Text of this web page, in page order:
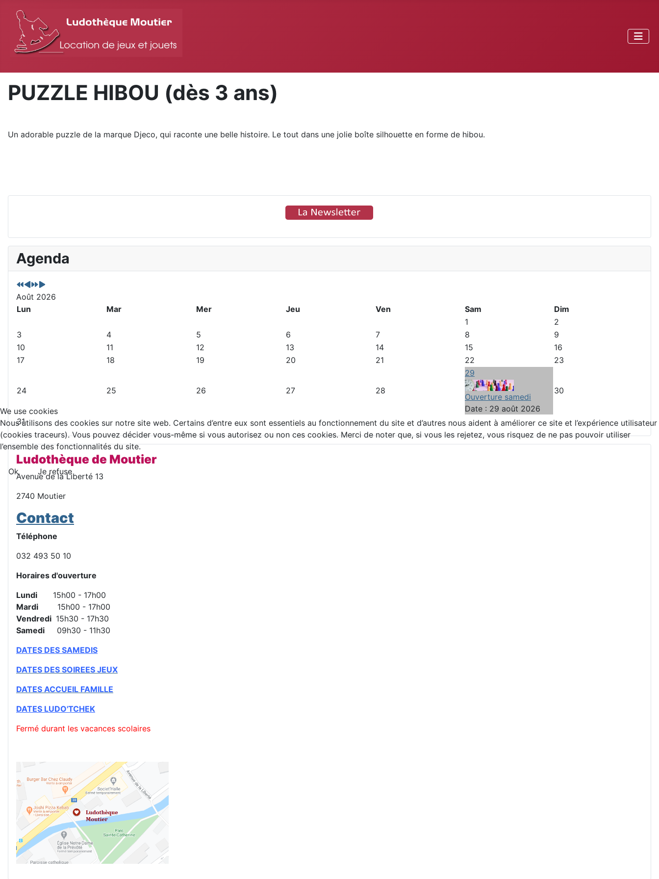
PUZZLE HIBOU (dès 3 ans)
Un adorable puzzle de la marque Djeco, qui raconte une belle histoire. Le tout dans une jolie boîte silhouette en forme de hibou.
Agenda
A
n
n
é
e
p
é
é
d
n
e
M
o
i
s
p
r
t
A
n
n
é
e
M
o
i
s
s
Août 2026
Lun
Mar Mer Jeu Ven Sam
Dim
1
2
3
4 5 6 7 8
9
10
11 12 13 14 15
16
17
18 19 20 21 22 23
24 25 26 27 28
29
Ouverture samedi
Date : 29 août 2026
30
31
Ludothèque de Moutier
Avenue de la Liberté 13
2740 Moutier
Contact
Téléphone
032 493 50 10
Horaires d'ouverture
Lundi 15h00 - 17h00
Mardi
15h00 - 17h00
Vendredi 15h30 - 17h30
Samedi 09h30 - 11h30
DATES DES SAMEDIS
DATES DES SOIREES JEUX
DATES ACCUEIL FAMILLE
DATES LUDO'TCHEK
Fermé durant les vacances scolaires
We use cookies
Nous utilisons des cookies sur notre site web. Certains d’entre eux sont essentiels au fonctionnement du site et d’autres nous aident à améliorer ce site et l’expérience utilisateur
(cookies traceurs). Vous pouvez décider vous-même si vous autorisez ou non ces cookies. Merci de noter que, si vous les rejetez, vous risquez de ne pas pouvoir utiliser
l’ensemble des fonctionnalités du site.
Ok Je refuse